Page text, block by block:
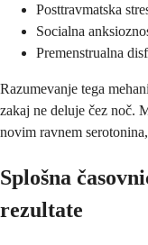
Posttravmatska
Socialna
Premenstrualna
Razumevanje tega
zakaj ne deluje čez noč.
novim ravnem
Splošna
rezultate